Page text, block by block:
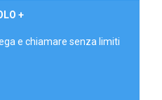
+
e chiamare senza limiti